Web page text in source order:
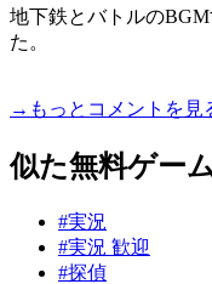
地下鉄とバトルの
た。
→もっとコメントを見
似た無料ゲー
#実況
#実況 歓迎
#探偵